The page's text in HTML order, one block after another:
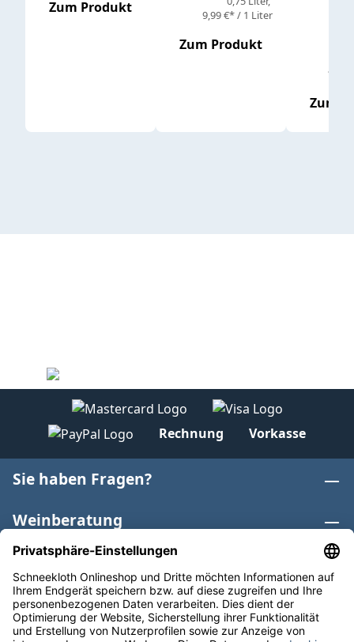
Zum Produkt
9,99 €* / 1 Liter
Zum Produkt
Zum
Rechnung Vorkasse
Sie haben Fragen?
Weinberatung
Informationen
Weinkategorien